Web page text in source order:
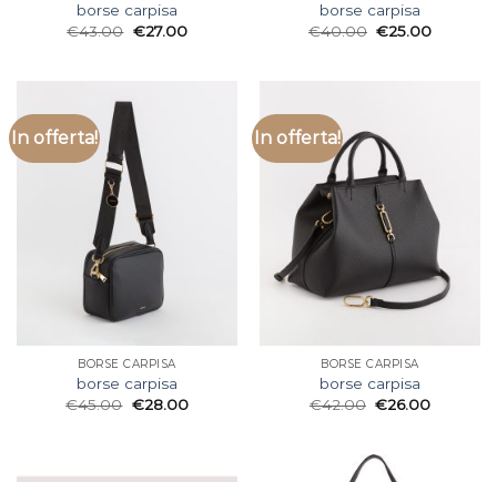
borse carpisa
€43.00 €27.00
borse carpisa
€40.00 €25.00
In offerta!
BORSE CARPISA
borse carpisa
€45.00 €28.00
In offerta!
BORSE CARPISA
borse carpisa
€42.00 €26.00